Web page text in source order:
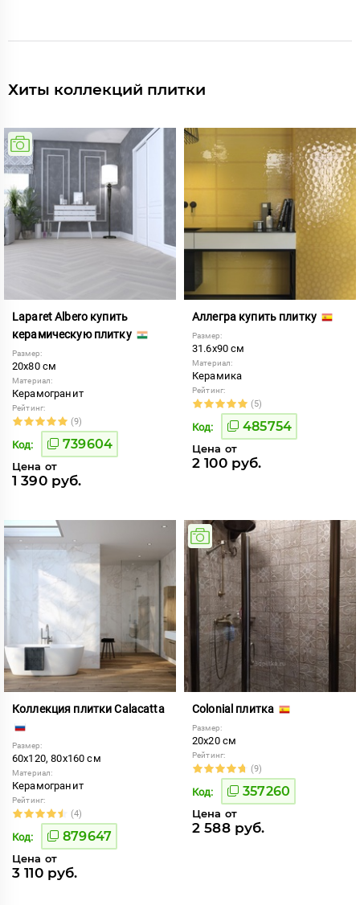
Хиты коллекций плитки
Laparet Albero купить
керамическую плитку
Размер:
20x80 см
Материал:
Керамогранит
Рейтинг:
(9)
Код: 739604
Цена от
1 390 руб.
Аллегра купить плитку
Размер:
31.6x90 см
Материал:
Керамика
Рейтинг:
(5)
Код: 485754
Цена от
2 100 руб.
Коллекция плитки Calacatta
Размер:
60x120, 80x160 см
Материал:
Керамогранит
Рейтинг:
(4)
Код: 879647
Цена от
3 110 руб.
Colonial плитка
Размер:
20x20 см
Рейтинг:
(9)
Код: 357260
Цена от
2 588 руб.